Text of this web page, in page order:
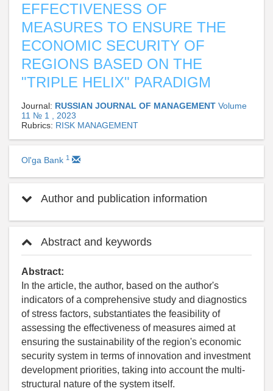
EFFECTIVENESS OF
MEASURES TO ENSURE THE
ECONOMIC SECURITY OF
REGIONS BASED ON THE
"TRIPLE HELIX" PARADIGM
Journal: RUSSIAN JOURNAL OF MANAGEMENT Volume
11 № 1 , 2023
Rubrics: RISK MANAGEMENT
Ol'ga Bank 1
Author and publication information
Abstract and keywords
Abstract:
In the article, the author, based on the author's
indicators of a comprehensive study and diagnostics
of stress factors, substantiates the feasibility of
assessing the effectiveness of measures aimed at
ensuring the sustainability of the region's economic
security system in terms of innovation and investment
development priorities, taking into account the multi-
structural nature of the system itself.